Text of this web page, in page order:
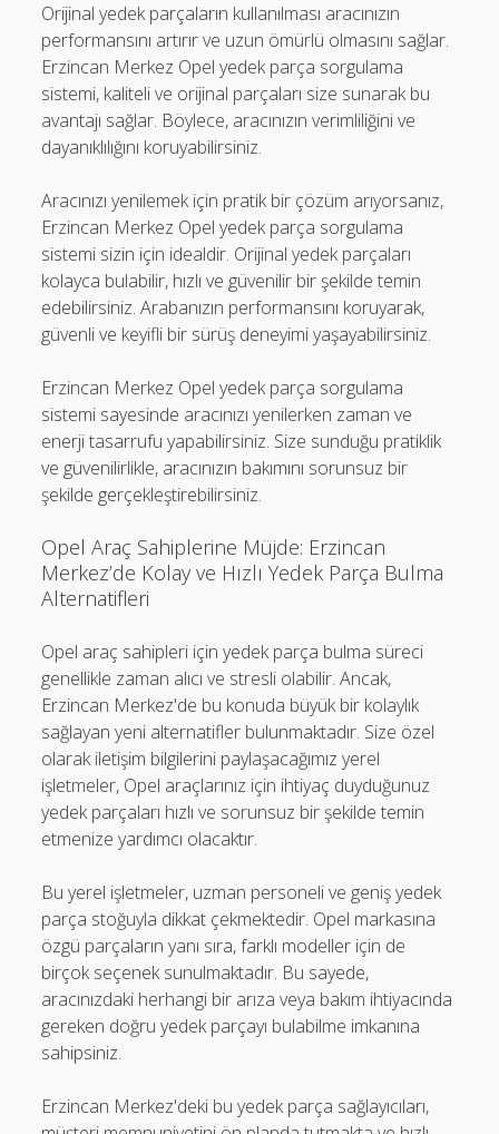
Orijinal yedek parçaların kullanılması aracınızın
performansını artırır ve uzun ömürlü olmasını sağlar.
Erzincan Merkez Opel yedek parça sorgulama
sistemi, kaliteli ve orijinal parçaları size sunarak bu
avantajı sağlar. Böylece, aracınızın verimliliğini ve
dayanıklılığını koruyabilirsiniz.
Aracınızı yenilemek için pratik bir çözüm arıyorsanız,
Erzincan Merkez Opel yedek parça sorgulama
sistemi sizin için idealdir. Orijinal yedek parçaları
kolayca bulabilir, hızlı ve güvenilir bir şekilde temin
edebilirsiniz. Arabanızın performansını koruyarak,
güvenli ve keyifli bir sürüş deneyimi yaşayabilirsiniz.
Erzincan Merkez Opel yedek parça sorgulama
sistemi sayesinde aracınızı yenilerken zaman ve
enerji tasarrufu yapabilirsiniz. Size sunduğu pratiklik
ve güvenilirlikle, aracınızın bakımını sorunsuz bir
şekilde gerçekleştirebilirsiniz.
Opel Araç Sahiplerine Müjde: Erzincan
Merkez’de Kolay ve Hızlı Yedek Parça Bulma
Alternatifleri
Opel araç sahipleri için yedek parça bulma süreci
genellikle zaman alıcı ve stresli olabilir. Ancak,
Erzincan Merkez'de bu konuda büyük bir kolaylık
sağlayan yeni alternatifler bulunmaktadır. Size özel
olarak iletişim bilgilerini paylaşacağımız yerel
işletmeler, Opel araçlarınız için ihtiyaç duyduğunuz
yedek parçaları hızlı ve sorunsuz bir şekilde temin
etmenize yardımcı olacaktır.
Bu yerel işletmeler, uzman personeli ve geniş yedek
parça stoğuyla dikkat çekmektedir. Opel markasına
özgü parçaların yanı sıra, farklı modeller için de
birçok seçenek sunulmaktadır. Bu sayede,
aracınızdaki herhangi bir arıza veya bakım ihtiyacında
gereken doğru yedek parçayı bulabilme imkanına
sahipsiniz.
Erzincan Merkez'deki bu yedek parça sağlayıcıları,